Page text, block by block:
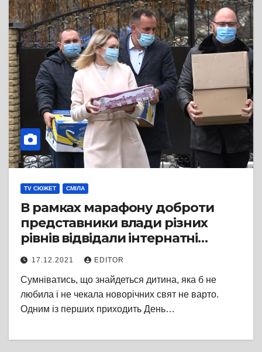
TV СЮЖЕТ СМІЛА
В рамках марафону доброти
представники влади різних
рівнів відвідали інтернатні
заклади області
17.12.2021 EDITOR
Сумніватись, що знайдеться дитина, яка б не
любила і не чекала новорічних свят не варто.
Одним із перших приходить День…